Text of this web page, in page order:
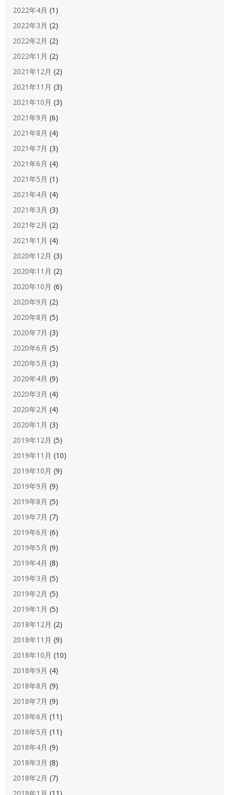
2022年4月 (1)
2022年3月 (2)
2022年2月 (2)
2022年1月 (2)
2021年12月 (2)
2021年11月 (3)
2021年10月 (3)
2021年9月 (6)
2021年8月 (4)
2021年7月 (3)
2021年6月 (4)
2021年5月 (1)
2021年4月 (4)
2021年3月 (3)
2021年2月 (2)
2021年1月 (4)
2020年12月 (3)
2020年11月 (2)
2020年10月 (6)
2020年9月 (2)
2020年8月 (5)
2020年7月 (3)
2020年6月 (5)
2020年5月 (3)
2020年4月 (9)
2020年3月 (4)
2020年2月 (4)
2020年1月 (3)
2019年12月 (5)
2019年11月 (10)
2019年10月 (9)
2019年9月 (9)
2019年8月 (5)
2019年7月 (7)
2019年6月 (6)
2019年5月 (9)
2019年4月 (8)
2019年3月 (5)
2019年2月 (5)
2019年1月 (5)
2018年12月 (2)
2018年11月 (9)
2018年10月 (10)
2018年9月 (4)
2018年8月 (9)
2018年7月 (9)
2018年6月 (11)
2018年5月 (11)
2018年4月 (9)
2018年3月 (8)
2018年2月 (7)